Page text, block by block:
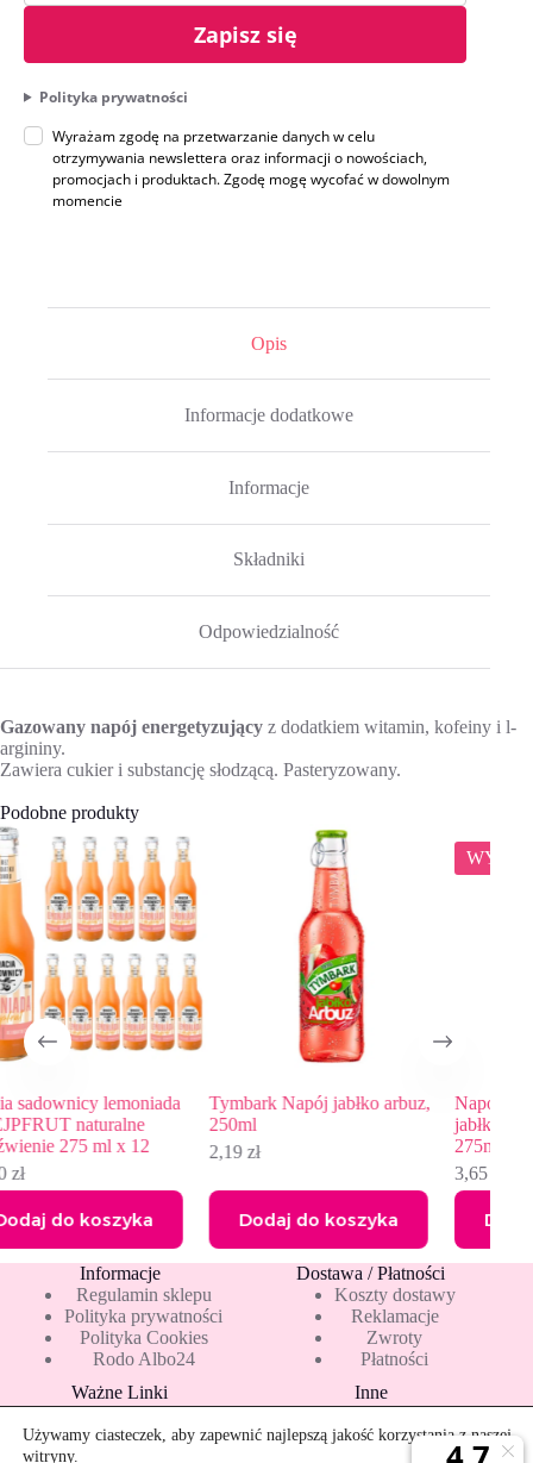
Zapisz się
Polityka prywatności
Wyrażam zgodę na przetwarzanie danych w celu
otrzymywania newslettera oraz informacji o nowościach,
promocjach i produktach. Zgodę mogę wycofać w dowolnym
momencie
Opis
Informacje dodatkowe
Informacje
Składniki
Odpowiedzialność
Gazowany napój energetyzujący z dodatkiem witamin, kofeiny i l-
argininy.
Zawiera cukier i substancję słodzącą. Pasteryzowany.
Podobne produkty
Tymbark Napój jabłko arbuz,
250ml
2,19 zł
Dodaj do koszyka
WYPRZEDAŻ
Napój gazowany musujące
jabłko agrest Bracia
wynosiła:
3,98 zł.
wynosi:
3,65 zł.
Dodaj do koszyka
Informacje
Regulamin sklepu
Polityka prywatności
Polityka Cookies
Rodo Albo24
Dostawa / Płatności
Koszty dostawy
Reklamacje
Zwroty
Płatności
Ważne Linki
Blog
Nowości
Inne
Pakiety 10 mleka
Mapa strony
Rekomendowane
Używamy ciasteczek, aby zapewnić najlepszą jakość korzystania z naszej
witryny.